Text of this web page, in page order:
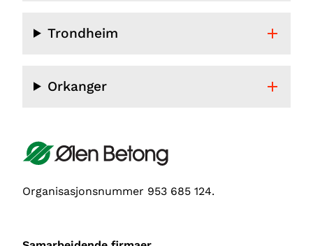
Trondheim
Orkanger
Organisasjonsnummer 953 685 124.